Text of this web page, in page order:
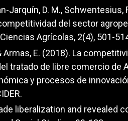
Jarquín, D. M., Schwentesius,
del sector
Agrícolas, 2(4), 501-
Armas, E. (2018). La
tratado de libre comercio de
y procesos de
liberalization and revealed